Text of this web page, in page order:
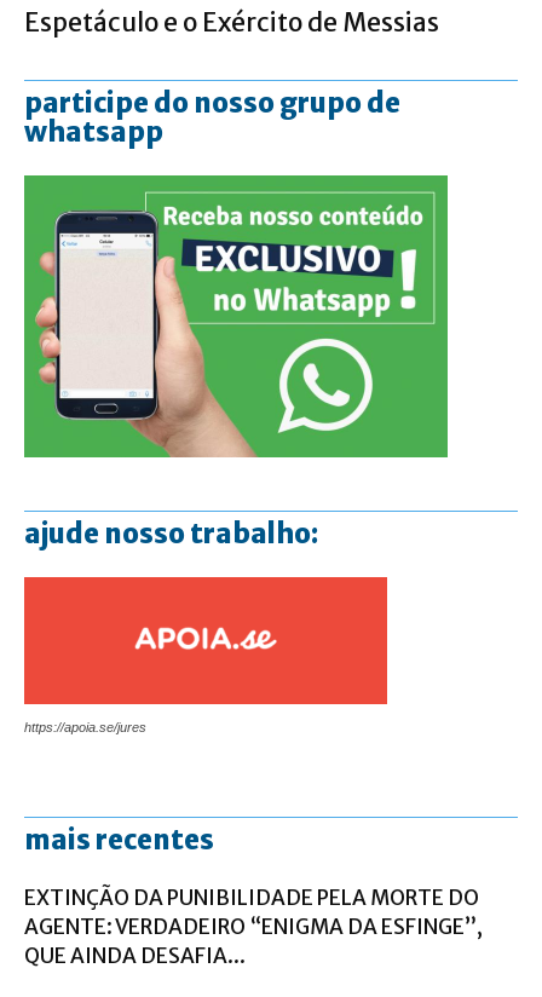
Espetáculo e o Exército de Messias
participe do nosso grupo de
whatsapp
ajude nosso trabalho:
https://apoia.se/jures
mais recentes
EXTINÇÃO DA PUNIBILIDADE PELA MORTE DO
AGENTE: VERDADEIRO “ENIGMA DA ESFINGE”,
QUE AINDA DESAFIA...